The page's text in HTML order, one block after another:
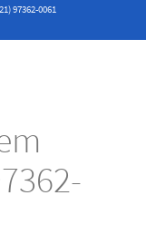
97362-0061